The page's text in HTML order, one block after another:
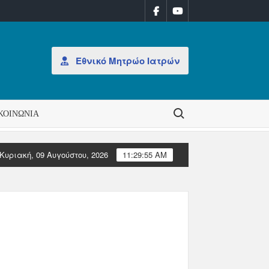
Εθνικό Μητρώο Ιατρών
Search for:
31/2026 ΑΝΑΚΟΙΝΩΣΗ: Έκδοση Αδειών Άσκησης
Κυριακή, 09 Αυγούστου, 2026 11:29:55 AM